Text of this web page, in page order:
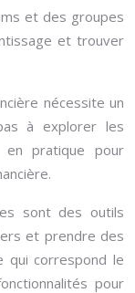
et des groupes
et trouver
nécessite un
à explorer les
pratique pour
sont des outils
et prendre des
qui correspond le
pour